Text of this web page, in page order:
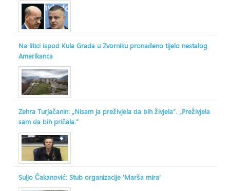
Na litici ispod Kula Grada u Zvorniku pronađeno tijelo nestalog
Amerikanca
Zehra Turjačanin: „Nisam ja preživjela da bih živjela“. „Preživjela
sam da bih pričala.“
Suljo Čakanović: Stub organizacije 'Marša mira'